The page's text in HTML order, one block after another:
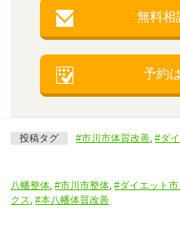
無料相
予約
投稿タグ #市川市体質改善,#ダ
八幡整体,#市川市整体,#ダイエット市
クス,#本八幡体質改善